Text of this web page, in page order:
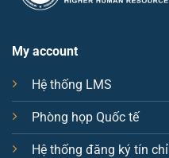
My account
Hệ thống LMS
Phòng họp Quốc tế
Hệ thống đăng ký tín chỉ